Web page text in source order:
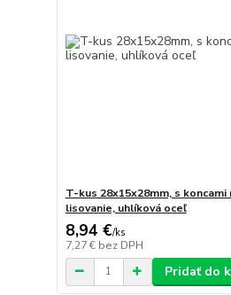
T-kus 28x15x28mm, s koncami
lisovanie, uhlíková oceľ
8,94 €/ks
7,27 € bez DPH
Pridať do